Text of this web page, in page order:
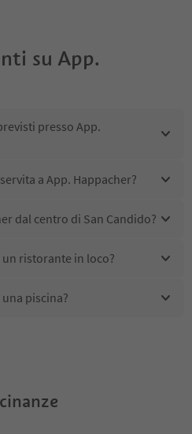
su App.
presso App.
a App. Happacher?
dal centro di San Candido?
ristorante in loco?
piscina?
domestici?
presso App.
l'Alto Adige Guest